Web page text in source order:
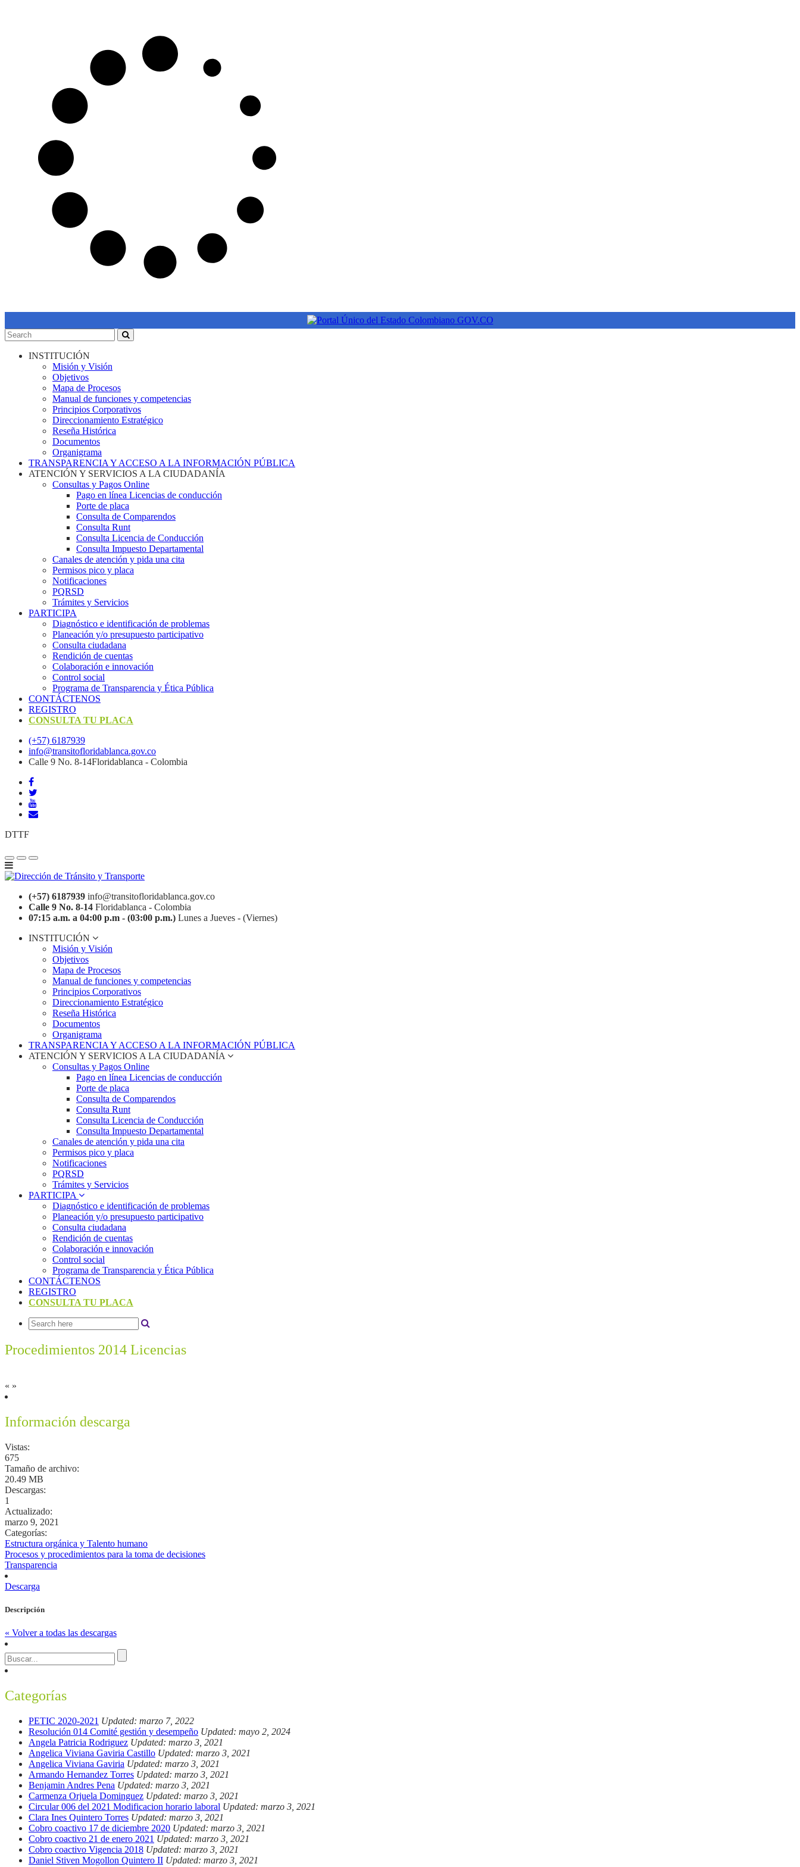
INSTITUCIÓN
Misión y Visión
Objetivos
Mapa de Procesos
Manual de funciones y competencias
Principios Corporativos
Direccionamiento Estratégico
Reseña Histórica
Documentos
Organigrama
TRANSPARENCIA Y ACCESO A LA INFORMACIÓN PÚBLICA
ATENCIÓN Y SERVICIOS A LA CIUDADANÍA
Consultas y Pagos Online
Pago en línea Licencias de conducción
Porte de placa
Consulta de Comparendos
Consulta Runt
Consulta Licencia de Conducción
Consulta Impuesto Departamental
Canales de atención y pida una cita
Permisos pico y placa
Notificaciones
PQRSD
Trámites y Servicios
PARTICIPA
Diagnóstico e identificación de problemas
Planeación y/o presupuesto participativo​
Consulta ciudadana
Rendición de cuentas
Colaboración e innovación
Control social
Programa de Transparencia y Ética Pública
CONTÁCTENOS
REGISTRO
CONSULTA TU PLACA
(+57) 6187939
info@transitofloridablanca.gov.co
Calle 9 No. 8-14Floridablanca - Colombia
DTTF
(+57) 6187939 info@transitofloridablanca.gov.co
Calle 9 No. 8-14 Floridablanca - Colombia
07:15 a.m. a 04:00 p.m - (03:00 p.m.) Lunes a Jueves - (Viernes)
INSTITUCIÓN
Misión y Visión
Objetivos
Mapa de Procesos
Manual de funciones y competencias
Principios Corporativos
Direccionamiento Estratégico
Reseña Histórica
Documentos
Organigrama
TRANSPARENCIA Y ACCESO A LA INFORMACIÓN PÚBLICA
ATENCIÓN Y SERVICIOS A LA CIUDADANÍA
Consultas y Pagos Online
Pago en línea Licencias de conducción
Porte de placa
Consulta de Comparendos
Consulta Runt
Consulta Licencia de Conducción
Consulta Impuesto Departamental
Canales de atención y pida una cita
Permisos pico y placa
Notificaciones
PQRSD
Trámites y Servicios
PARTICIPA
Diagnóstico e identificación de problemas
Planeación y/o presupuesto participativo​
Consulta ciudadana
Rendición de cuentas
Colaboración e innovación
Control social
Programa de Transparencia y Ética Pública
CONTÁCTENOS
REGISTRO
CONSULTA TU PLACA
Procedimientos 2014 Licencias
« »
Información descarga
Vistas:
675
Tamaño de archivo:
20.49 MB
Descargas:
1
Actualizado:
marzo 9, 2021
Categorías:
Estructura orgánica y Talento humano
Procesos y procedimientos para la toma de decisiones
Transparencia
Descarga
Descripción
« Volver a todas las descargas
Categorías
PETIC 2020-2021 Updated: marzo 7, 2022
Resolución 014 Comité gestión y desempeño Updated: mayo 2, 2024
Angela Patricia Rodriguez Updated: marzo 3, 2021
Angelica Viviana Gaviria Castillo Updated: marzo 3, 2021
Angelica Viviana Gaviria Updated: marzo 3, 2021
Armando Hernandez Torres Updated: marzo 3, 2021
Benjamin Andres Pena Updated: marzo 3, 2021
Carmenza Orjuela Dominguez Updated: marzo 3, 2021
Circular 006 del 2021 Modificacion horario laboral Updated: marzo 3, 2021
Clara Ines Quintero Torres Updated: marzo 3, 2021
Cobro coactivo 17 de diciembre 2020 Updated: marzo 3, 2021
Cobro coactivo 21 de enero 2021 Updated: marzo 3, 2021
Cobro coactivo Vigencia 2018 Updated: marzo 3, 2021
Daniel Stiven Mogollon Quintero II Updated: marzo 3, 2021